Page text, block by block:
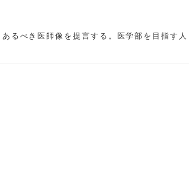
るべき医師像を提言する。医学部を目指す人